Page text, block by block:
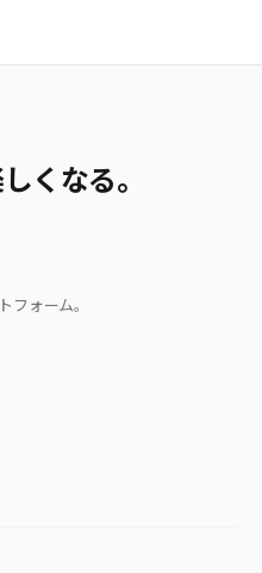
くなる。
フォーム。